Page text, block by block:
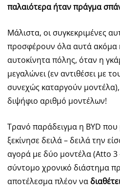
παλαιότερα ήταν πράγμα
Μάλιστα, οι συγκεκριμένες
προσφέρουν όλα αυτά ακόμα
αυτοκίνητα πόλης, όταν η
μεγαλώνει (εν αντιθέσει με
συνεχώς καταργούν
διψήφιο αριθμό μοντέλων!
Τρανό παράδειγμα η BYD
ξεκίνησε δειλά – δειλά την
αγορά με δύο μοντέλα (Atto 3
σύντομο χρονικό διάστημα
αποτέλεσμα πλέον να